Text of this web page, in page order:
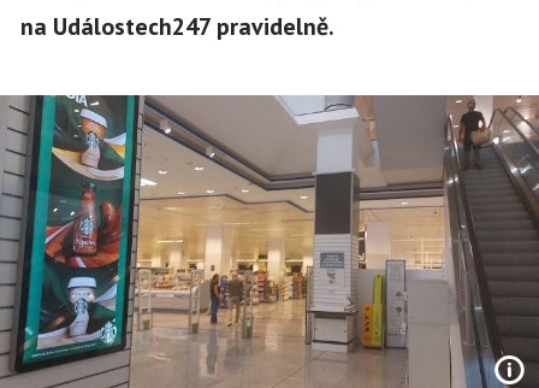
na Událostech247 pravidelně.